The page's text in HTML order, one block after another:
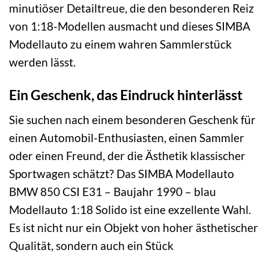
minutiöser Detailtreue, die den besonderen Reiz
von 1:18-Modellen ausmacht und dieses SIMBA
Modellauto zu einem wahren Sammlerstück
werden lässt.
Ein Geschenk, das Eindruck hinterlässt
Sie suchen nach einem besonderen Geschenk für
einen Automobil-Enthusiasten, einen Sammler
oder einen Freund, der die Ästhetik klassischer
Sportwagen schätzt? Das SIMBA Modellauto
BMW 850 CSI E31 – Baujahr 1990 – blau
Modellauto 1:18 Solido ist eine exzellente Wahl.
Es ist nicht nur ein Objekt von hoher ästhetischer
Qualität, sondern auch ein Stück